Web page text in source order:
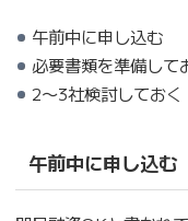
午前中に申し込む
必要書類を準備して
2〜3社検討しておく
午前中に申し込む